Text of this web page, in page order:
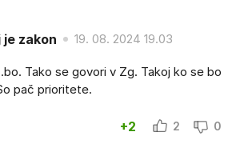
je zakon 19. 08. 2024 19.03
Tako se govori v Zg. Takoj ko se bo
pač prioritete.
+2 2 0